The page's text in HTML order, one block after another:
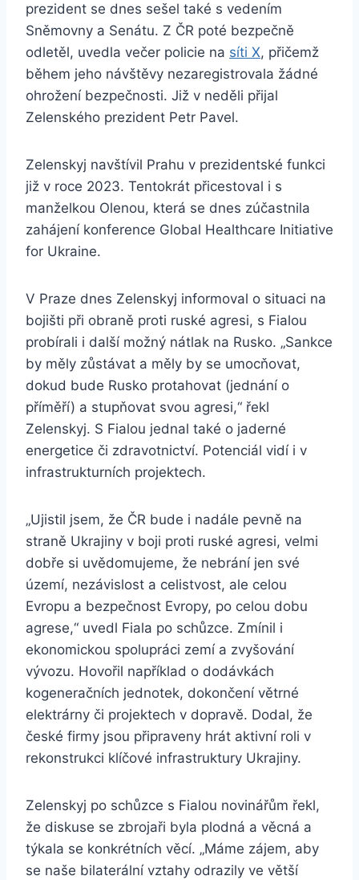
prezident se dnes sešel také s vedením
Sněmovny a Senátu. Z ČR poté bezpečně
odletěl, uvedla večer policie na síti X, přičemž
během jeho návštěvy nezaregistrovala žádné
ohrožení bezpečnosti. Již v neděli přijal
Zelenského prezident Petr Pavel.
Zelenskyj navštívil Prahu v prezidentské funkci
již v roce 2023. Tentokrát přicestoval i s
manželkou Olenou, která se dnes zúčastnila
zahájení konference Global Healthcare Initiative
for Ukraine.
V Praze dnes Zelenskyj informoval o situaci na
bojišti při obraně proti ruské agresi, s Fialou
probírali i další možný nátlak na Rusko. „Sankce
by měly zůstávat a měly by se umocňovat,
dokud bude Rusko protahovat (jednání o
příměří) a stupňovat svou agresi,“ řekl
Zelenskyj. S Fialou jednal také o jaderné
energetice či zdravotnictví. Potenciál vidí i v
infrastrukturních projektech.
„Ujistil jsem, že ČR bude i nadále pevně na
straně Ukrajiny v boji proti ruské agresi, velmi
dobře si uvědomujeme, že nebrání jen své
území, nezávislost a celistvost, ale celou
Evropu a bezpečnost Evropy, po celou dobu
agrese,“ uvedl Fiala po schůzce. Zmínil i
ekonomickou spolupráci zemí a zvyšování
vývozu. Hovořil například o dodávkách
kogeneračních jednotek, dokončení větrné
elektrárny či projektech v dopravě. Dodal, že
české firmy jsou připraveny hrát aktivní roli v
rekonstrukci klíčové infrastruktury Ukrajiny.
Zelenskyj po schůzce s Fialou novinářům řekl,
že diskuse se zbrojaři byla plodná a věcná a
týkala se konkrétních věcí. „Máme zájem, aby
se naše bilaterální vztahy odrazily ve větší